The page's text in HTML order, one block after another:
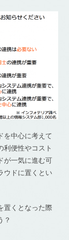
を中心に考えて
利便性やコスト
が一気に進む可
ウドに置くとい
置くとなった際
？